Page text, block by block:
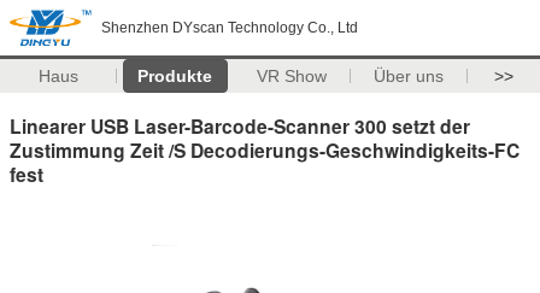
Shenzhen DYscan Technology Co., Ltd
Haus Produkte VR Show Über uns >>
Linearer USB Laser-Barcode-Scanner 300 setzt der
Zustimmung Zeit /S Decodierungs-Geschwindigkeits-FC
fest